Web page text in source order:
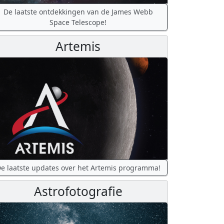
De laatste ontdekkingen van de James Webb
Space Telescope!
Artemis
laatste updates over het Artemis programma!
Astrofotografie